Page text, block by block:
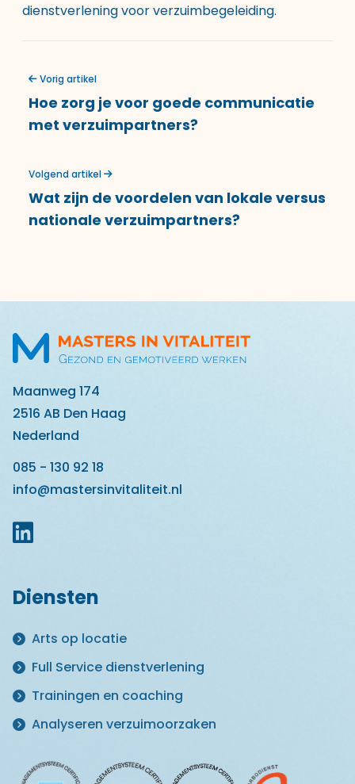
dienstverlening voor verzuimbegeleiding.
Vorig artikel
Hoe zorg je voor goede communicatie
met verzuimpartners?
Volgend artikel
Wat zijn de voordelen van lokale versus
nationale verzuimpartners?
Maanweg 174
2516 AB Den Haag
Nederland
085 - 130 92 18
info@mastersinvitaliteit.nl
Diensten
Arts op locatie
Full Service dienstverlening
Trainingen en coaching
Analyseren verzuimoorzaken